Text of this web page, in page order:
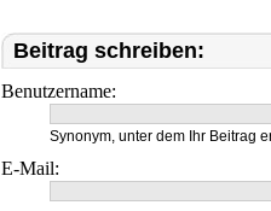
Beitrag schreiben:
Benutzername:
Synonym, unter dem Ihr Beitrag
E-Mail: